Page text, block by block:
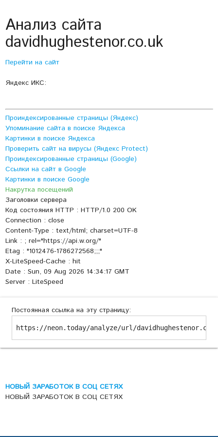
Анализ сайта
davidhughestenor.co.uk
Перейти на сайт
Яндекс ИКС:
Проиндексированные страницы (Яндекс)
Упоминание сайта в поиске Яндекса
Картинки в поиске Яндекса
Проверить сайт на вирусы (Яндекс Protect)
Проиндексированные страницы (Google)
Ссылки на сайт в Google
Картинки в поиске Google
Накрутка посещений
Заголовки сервера
Код состояния HTTP : HTTP/1.0 200 OK
Connection : close
Content-Type : text/html; charset=UTF-8
Link : ; rel="https://api.w.org/"
Etag : "1012476-1786272568;;;"
X-LiteSpeed-Cache : hit
Date : Sun, 09 Aug 2026 14:34:17 GMT
Server : LiteSpeed
Постоянная ссылка на эту страницу:
https://neon.today/analyze/url/
НОВЫЙ ЗАРАБОТОК В СОЦ СЕТЯХ
НОВЫЙ ЗАРАБОТОК В СОЦ СЕТЯХ